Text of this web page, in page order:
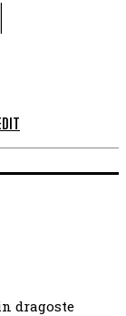
dragoste